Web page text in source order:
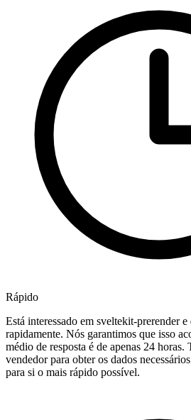
Rápido
Está interessado em sveltekit-prerender
rapidamente. Nós garantimos que isso
médio de resposta é de apenas 24 horas.
vendedor para obter os dados
para si o mais rápido possível.